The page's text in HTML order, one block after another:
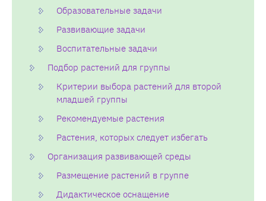
Образовательные задачи
Развивающие задачи
Воспитательные задачи
Подбор растений для группы
Критерии выбора растений для второй
младшей группы
Рекомендуемые растения
Растения, которых следует избегать
Организация развивающей среды
Размещение растений в группе
Дидактическое оснащение